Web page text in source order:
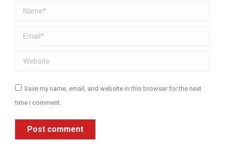
Name *
Email *
Website
Save my name, email, and website in this browser for the next
time I comment.
Post comment